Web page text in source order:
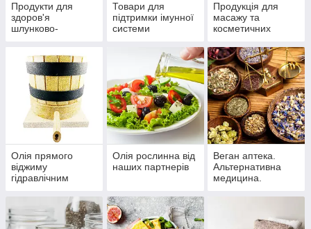
Продукти для
здоров'я
шлунково-
Товари для
підтримки імунної
системи
Продукція для
масажу та
косметичних
Олія прямого
віджиму
гідравлічним
виробництво
Олія рослинна від
наших партнерів
Веган аптека.
Альтернативна
медицина.
трави, методи
очищення.